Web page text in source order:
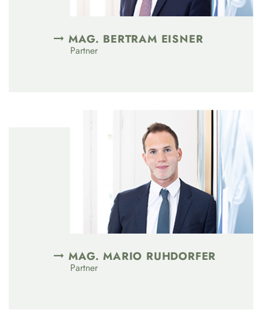
MAG. BERTRAM EISNER
Partner
MAG. MARIO RUHDORFER
Partner